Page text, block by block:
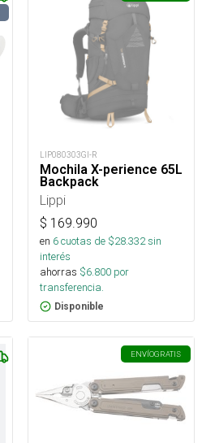
LIP080303GI-R
Mochila X-perience 65L
Backpack
Lippi
$ 169.990
en 6cuotas de $28.332sin
interés
ahorras $6.800 por
transferencia.
Disponible
ENVÍOGRATIS